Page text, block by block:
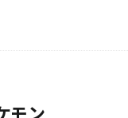
モン